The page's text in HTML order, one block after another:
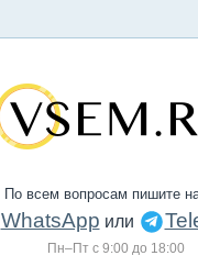
По всем вопросам пишите
WhatsApp или
Пн–Пт с 9:00 до 18:00